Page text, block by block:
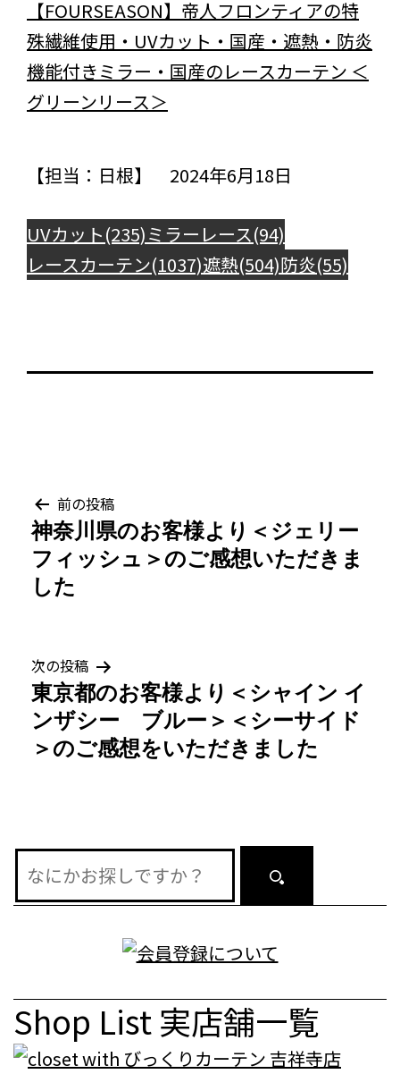
【FOURSEASON】帝人フロンティアの特
殊繊維使用・UVカット・国産・遮熱・防炎
機能付きミラー・国産のレースカーテン ＜
グリーンリース＞
【担当：日根】 2024年6月18日
UVカット(235)ミラーレース(94)
レースカーテン(1037)遮熱(504)防炎(55)
投
稿
ナ
ゲ
ー
シ
ン
前の投稿
神奈川県のお客様より＜ジェリー
フィッシュ＞のご感想いただきま
した
次の投稿
東京都のお客様より＜シャイン イ
ンザシー ブルー＞＜シーサイド
＞のご感想をいただきました
Shop List実店舗一覧